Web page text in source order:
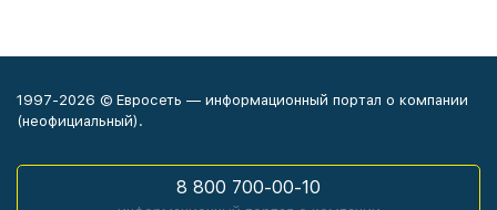
1997-2026 © Евросеть — информационный портал о компании
(неофициальный).
8 800 700-00-10